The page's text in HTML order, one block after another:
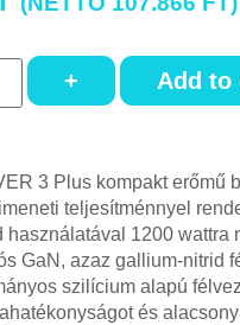
+ Add to
3 Plus kompakt erőmű
teljesítménnyel
használatával 1200 wattra
GaN, azaz gallium-nitrid
szilícium alapú
és